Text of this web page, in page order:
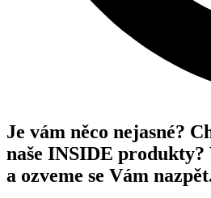
Je vám něco nejasné?
naše INSIDE
a ozveme se Vám